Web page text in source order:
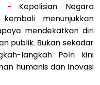
- Kepolisian Negara
menunjukkan
mendekatkan diri
publik. Bukan sekadar
langkah Polri kini
humanis dan inovasi